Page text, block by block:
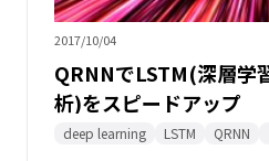
2017/10/04
QRNNでLSTM(深層学
析)をスピードアップ
deep learning LSTM QRNN